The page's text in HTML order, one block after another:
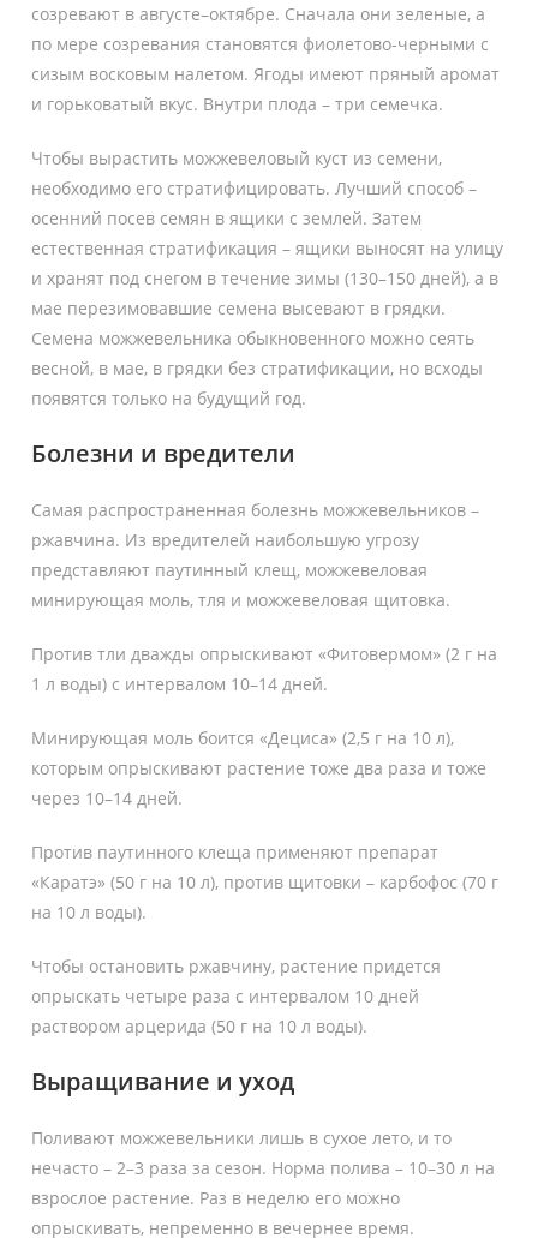
созревают в августе–октябре. Сначала они зеленые, а
по мере созревания становятся фиолетово-черными с
сизым восковым налетом. Ягоды имеют пряный аромат
и горьковатый вкус. Внутри плода – три семечка.
Чтобы вырастить можжевеловый куст из семени,
необходимо его стратифицировать. Лучший способ –
осенний посев семян в ящики с землей. Затем
естественная стратификация – ящики выносят на улицу
и хранят под снегом в течение зимы (130–150 дней), а в
мае перезимовавшие семена высевают в грядки.
Семена можжевельника обыкновенного можно сеять
весной, в мае, в грядки без стратификации, но всходы
появятся только на будущий год.
Болезни и вредители
Самая распространенная болезнь можжевельников –
ржавчина. Из вредителей наибольшую угрозу
представляют паутинный клещ, можжевеловая
минирующая моль, тля и можжевеловая щитовка.
Против тли дважды опрыскивают «Фитовермом» (2 г на
1 л воды) с интервалом 10–14 дней.
Минирующая моль боится «Дециса» (2,5 г на 10 л),
которым опрыскивают растение тоже два раза и тоже
через 10–14 дней.
Против паутинного клеща применяют препарат
«Каратэ» (50 г на 10 л), против щитовки – карбофос (70 г
на 10 л воды).
Чтобы остановить ржавчину, растение придется
опрыскать четыре раза с интервалом 10 дней
раствором арцерида (50 г на 10 л воды).
Выращивание и уход
Поливают можжевельники лишь в сухое лето, и то
нечасто – 2–3 раза за сезон. Норма полива – 10–30 л на
взрослое растение. Раз в неделю его можно
опрыскивать, непременно в вечернее время.